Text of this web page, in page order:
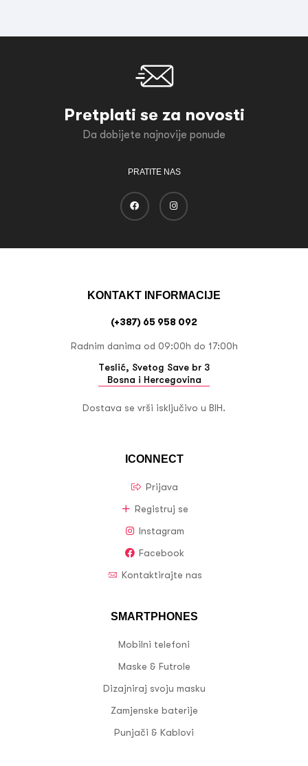
Pretplati se za novosti
Da dobijete najnovije ponude
PRATITE NAS
ICONNECT
Prijava
Registruj se
Instagram
Facebook
Kontaktirajte nas
SMARTPHONES
Mobilni telefoni
Maske & Futrole
Dizajniraj svoju masku
Zamjenske baterije
Punjači & Kablovi
KONTAKT INFORMACIJE
(+387) 65 958 092
Radnim danima od 09:00h do 17:00h
Teslić, Svetog Save br 3
Bosna i Hercegovina
Dostava se vrši isključivo u BIH.